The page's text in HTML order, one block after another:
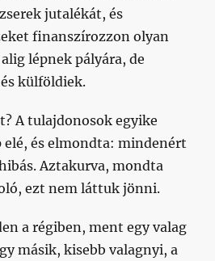
jutalékát, és
finanszírozzon olyan
lépnek pályára, de
külföldiek.
A tulajdonosok egyike
elé, és elmondta: mindenért
Aztakurva, mondta
ezt nem láttuk jönni.
a régiben, ment egy valag
másik, kisebb valagnyi, a